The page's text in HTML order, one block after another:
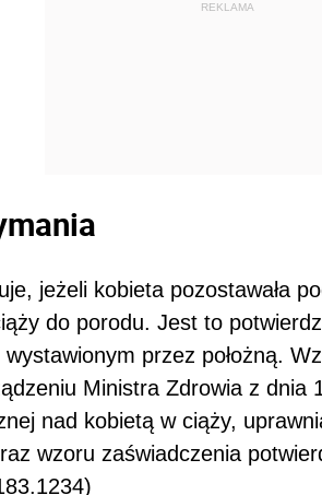
REKLAMA
jeżeli kobieta pozostawała
do porodu. Jest to
przez położną.
Ministra Zdrowia z dnia
nad kobietą w ciąży,
wzoru zaświadczenia